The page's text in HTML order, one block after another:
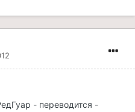
- переводится -